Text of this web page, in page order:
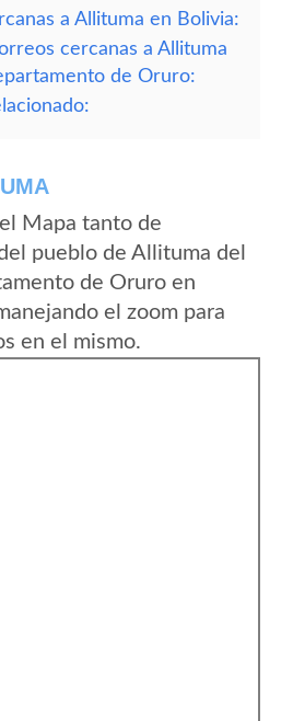
a Allituma en Bolivia:
cercanas a Allituma
de Oruro:
Mapa tanto de
pueblo de Allituma del
de Oruro en
el zoom para
en el mismo.